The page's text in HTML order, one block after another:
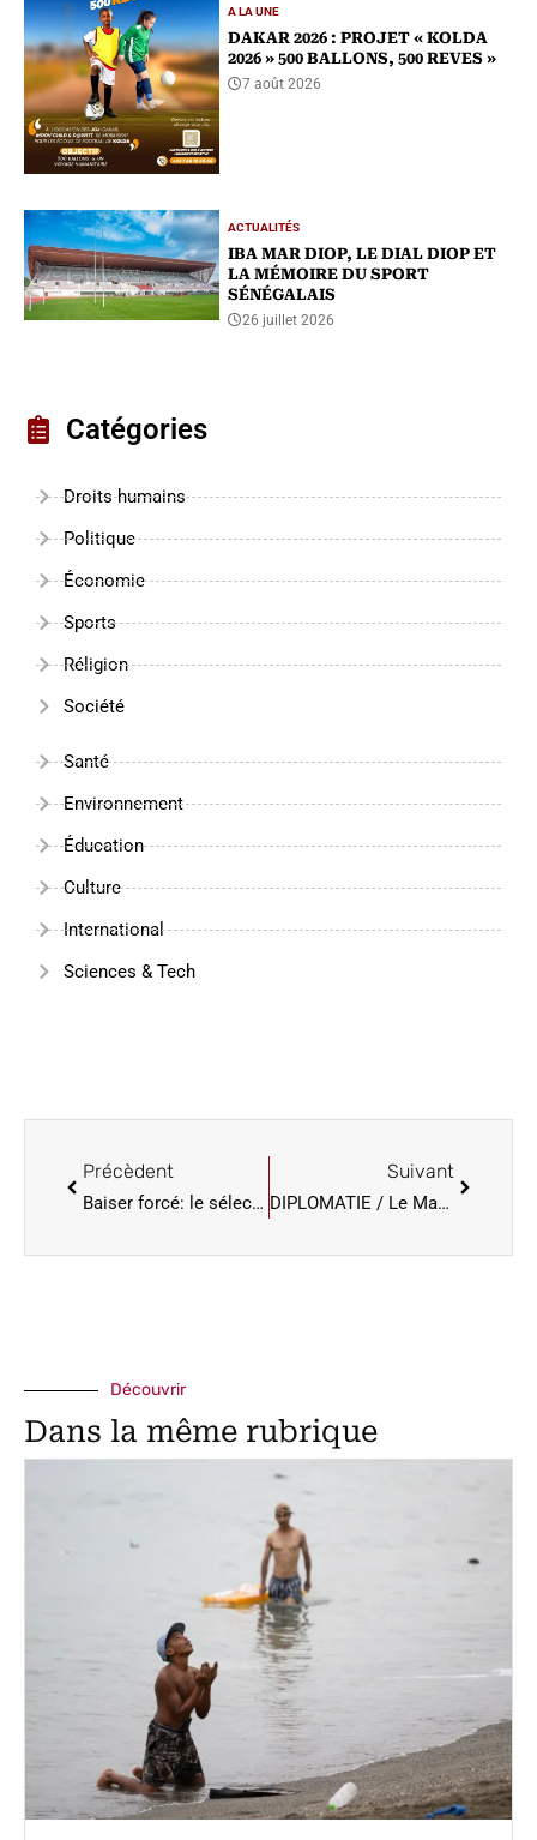
DAKAR 2026 : PROJET « KOLDA
2026 » 500 BALLONS, 500 REVES »
7 août 2026
IBA MAR DIOP, LE DIAL DIOP ET
LA MÉMOIRE DU SPORT
SÉNÉGALAIS
26 juillet 2026
Catégories
Droits humains
Politique
Économie
Sports
Réligion
Société
Santé
Environnement
Éducation
Culture
International
Sciences & Tech
Précèdent
Baiser forcé: le sélectionneur espagnol dit n’avoir pas pris immédiatement « conscience de l’ampleur » du scandale
Suivant
DIPLOMATIE / Le Maroc élu à la présidence du Comité consultatif du Conseil des droits de l’homme
Découvrir
Dans la même rubrique